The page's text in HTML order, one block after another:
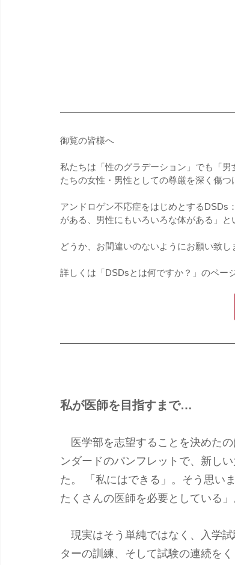
御覧の皆様へ
私たちは「性のグラデーション」でも「
たちの女性・男性としての尊厳を深く傷つ
アンドロゲン不応症をはじめとするDSDs
がある、男性にもいろいろな体がある」と
どうか、お間違いのないようにお願い致し
詳しくは「DSDsとは何ですか？」のペー
私が医師を目指すまで…
医学部を志望することを決めた
ンダードのパンフレットで、新し
た。 「私にはできる」。そう思い
たくさんの医師を必要としている」
現実はそう単純ではなく、入学
ターの訓練、そして試験の連続を